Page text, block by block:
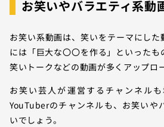
お笑いやバラエティ系動
お笑い系動画は、笑いをテーマにした
には「巨大な〇〇を作る」といった
笑いトークなどの動画が多くアップロ
お笑い芸人が運営するチャンネル
YouTuberのチャンネルも、お笑いや
いでしょう。